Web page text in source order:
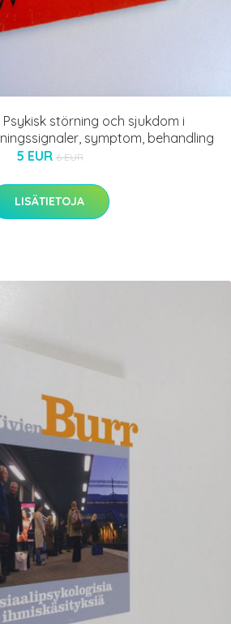
Psykisk störning och sjukdom i
symptom, behandling
5 EUR 6 EUR
LISÄTIETOJA